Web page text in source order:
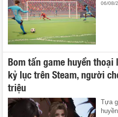
06/08/
Bom tấn game huyền
kỷ lục trên Steam, người
triệu
Tựa